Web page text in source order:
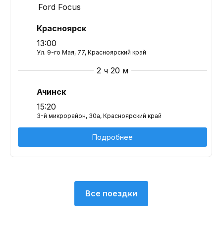
Ford Focus
Красноярск
13:00
Ул. 9-го Мая, 77, Красноярский край
2 ч 20 м
Ачинск
15:20
3-й микрорайон, 30а, Красноярский край
Подробнее
Все поездки